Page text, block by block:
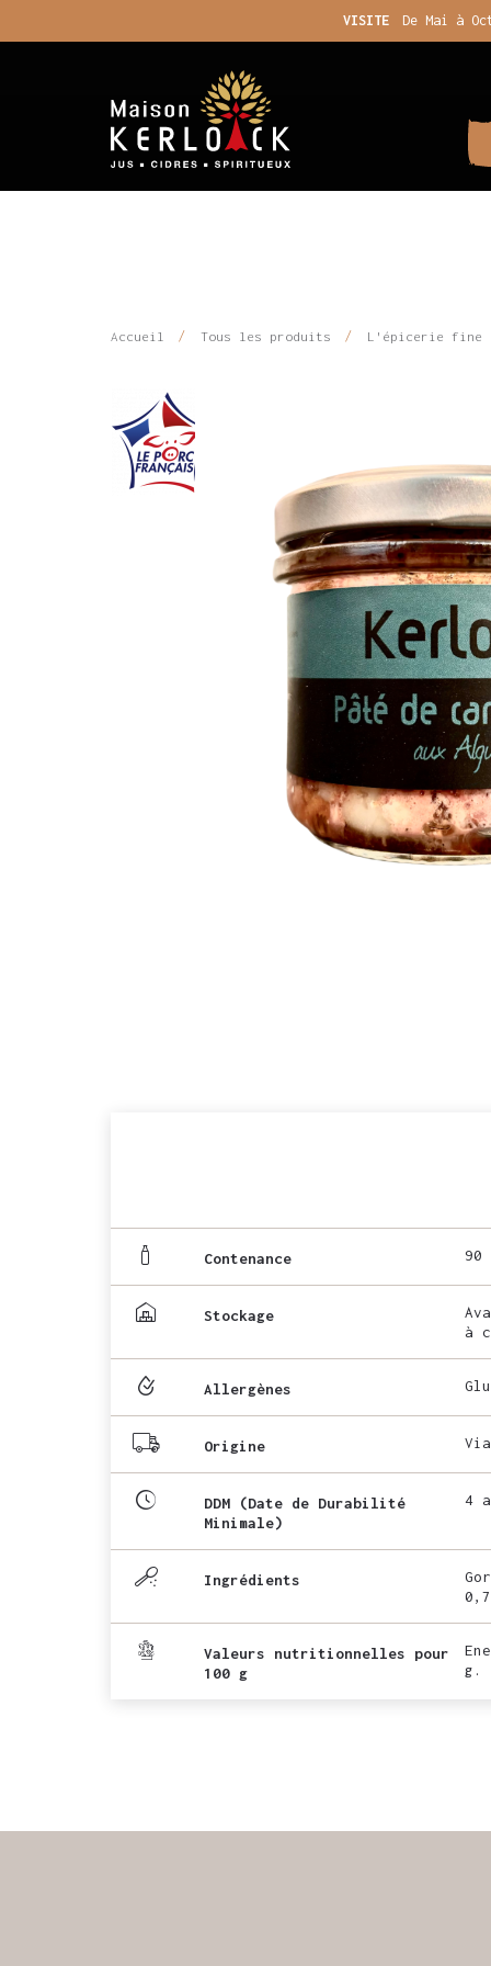
VISITE De Mai à
Accueil Tous les produits L'épicerie fine
Contenance 90
Stockage
à
Allergènes
Origine
DDM (Date de Durabilité
Minimale)
4
Ingrédients
Valeurs nutritionnelles pour
100 g
g.